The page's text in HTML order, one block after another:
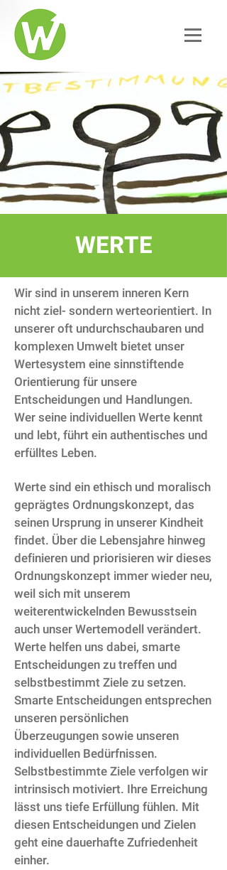
WERTE
Wir sind in unserem inneren Kern
nicht ziel- sondern werteorientiert. In
unserer oft undurchschaubaren und
komplexen Umwelt bietet unser
Wertesystem eine sinnstiftende
Orientierung für unsere
Entscheidungen und Handlungen.
Wer seine individuellen Werte kennt
und lebt, führt ein authentisches und
erfülltes Leben.
Werte sind ein ethisch und moralisch
geprägtes Ordnungskonzept, das
seinen Ursprung in unserer Kindheit
findet. Über die Lebensjahre hinweg
definieren und priorisieren wir dieses
Ordnungskonzept immer wieder neu,
weil sich mit unserem
weiterentwickelnden Bewusstsein
auch unser Wertemodell verändert.
Werte helfen uns dabei, smarte
Entscheidungen zu treffen und
selbstbestimmt Ziele zu setzen.
Smarte Entscheidungen entsprechen
unseren persönlichen
Überzeugungen sowie unseren
individuellen Bedürfnissen.
Selbstbestimmte Ziele verfolgen wir
intrinsisch motiviert. Ihre Erreichung
lässt uns tiefe Erfüllung fühlen. Mit
diesen Entscheidungen und Zielen
geht eine dauerhafte Zufriedenheit
einher.